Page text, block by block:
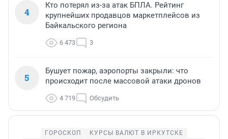
4
Кто потерял из-за атак БПЛА. Рейтинг
крупнейших продавцов маркетплейсов из
Байкальского региона
6 473 3
5
Бушует пожар, аэропорты закрыли: что
происходит после массовой атаки дронов
4 719 Обсудить
ГОРОСКОП
КУРСЫ ВАЛЮТ В ИРКУТСКЕ